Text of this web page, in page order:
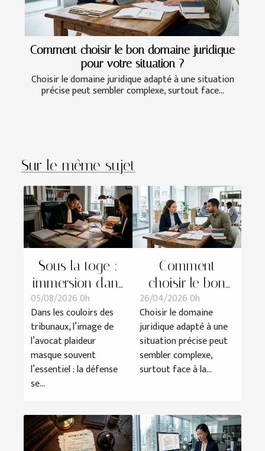
Comment choisir le bon domaine juridique
pour votre situation ?
Choisir le domaine juridique adapté à une situation
précise peut sembler complexe, surtout face...
Sur le même sujet
Sous la toge :
immersion dans
la préparation
d’une défense
devant le
tribunal
05/08/2026 0h
Dans les couloirs des
tribunaux, l’image de
l’avocat plaideur
masque souvent
l’essentiel : la défense
se...
Comment
choisir le bon
domaine
juridique pour
votre situation ?
26/04/2026 0h
Choisir le domaine
juridique adapté à une
situation précise peut
sembler complexe,
surtout face à la...